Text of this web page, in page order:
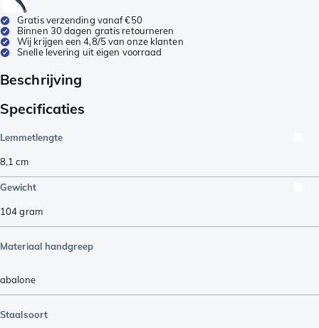
Gratis verzending vanaf €50
Binnen 30 dagen gratis retourneren
Wij krijgen een 4,8/5 van onze klanten
Snelle levering uit eigen voorraad
Beschrijving
Specificaties
Lemmetlengte
8,1 cm
Gewicht
104gram
Materiaal handgreep
abalone
Staalsoort